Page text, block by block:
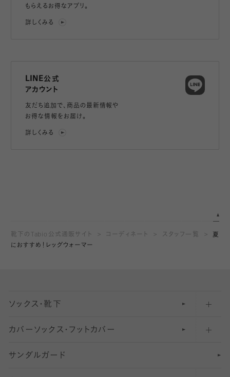
もらえるお得なアプリ。
詳しくみる
LINE公式
アカウント
友だち追加で、 商品の最新情報や
お得な情報をお届け。
詳しくみる
靴下のTabio公式通販サイト コーディネート スタッフ一覧
夏
におすすめ！レッグウォーマー
ソックス・靴下
五本指ソックス・靴下
足袋ソックス・靴下
カバーソックス・フットカバー
フットカバー・カバーソックス（深め）
サンダルガード